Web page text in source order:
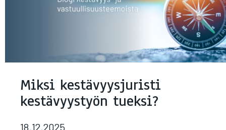
Miksi kestävyysjuristi
kestävyystyön tueksi?
18.12.2025